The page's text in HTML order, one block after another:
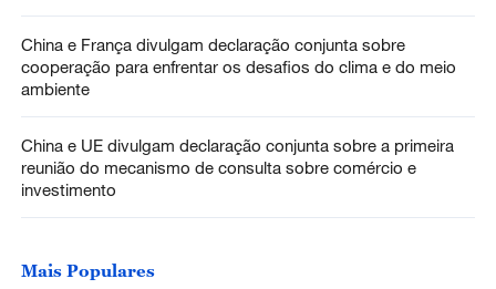
China e França divulgam declaração conjunta sobre
cooperação para enfrentar os desafios do clima e do meio
ambiente
China e UE divulgam declaração conjunta sobre a primeira
reunião do mecanismo de consulta sobre comércio e
investimento
Mais Populares